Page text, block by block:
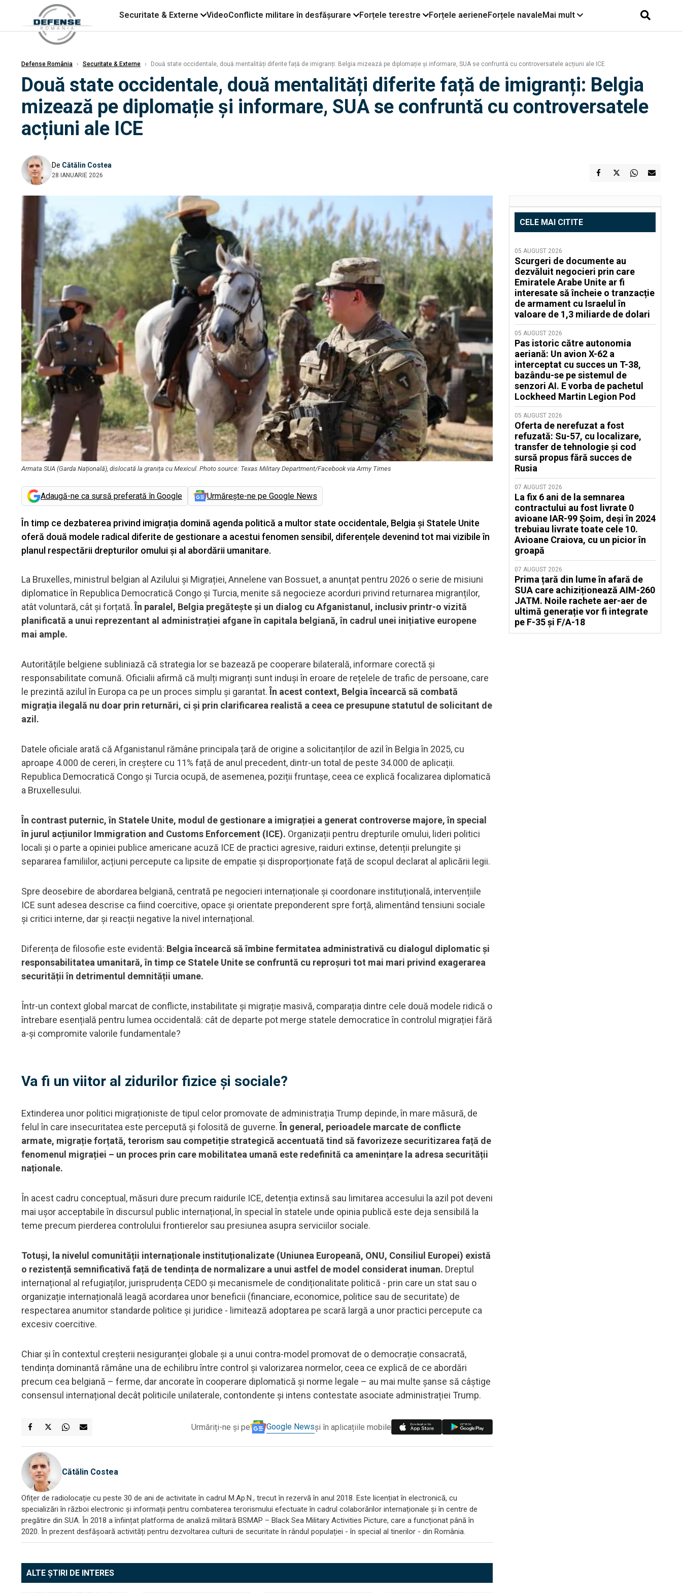
Securitate & Externe VideoConflicte militare în desfășurare Forțele terestre Forțele aerieneForțele navaleMai mult
Defense România › Securitate & Externe › Două state occidentale, două mentalități diferite față de imigranți: Belgia mizează pe diplomație și informare, SUA se confruntă cu controversatele acțiuni ale ICE
Două state occidentale, două mentalități diferite față de imigranți: Belgia
mizează pe diplomație și informare, SUA se confruntă cu controversatele
acțiuni ale ICE
De Cătălin Costea
28 IANUARIE 2026
Armata SUA (Garda Națională), dislocată la granița cu Mexicul. Photo source: Texas Military Department/Facebook via Army Times
Adaugă-ne ca sursă preferată în Google Urmărește-ne pe Google News
În timp ce dezbaterea privind imigrația domină agenda politică a multor state occidentale, Belgia și Statele Unite
oferă două modele radical diferite de gestionare a acestui fenomen sensibil, diferențele devenind tot mai vizibile în
planul respectării drepturilor omului și al abordării umanitare.
La Bruxelles, ministrul belgian al Azilului și Migrației, Annelene van Bossuet, a anunțat pentru 2026 o serie de misiuni
diplomatice în Republica Democratică Congo și Turcia, menite să negocieze acorduri privind returnarea migranților,
atât voluntară, cât și forțată.În paralel, Belgia pregătește și un dialog cu Afganistanul, inclusiv printr-o vizită
planificată a unui reprezentant al administrației afgane în capitala belgiană, în cadrul unei inițiative europene
mai ample.
Autoritățile belgiene subliniază că strategia lor se bazează pe cooperare bilaterală, informare corectă și
responsabilitate comună. Oficialii afirmă că mulți migranți sunt induși în eroare de rețelele de trafic de persoane, care
le prezintă azilul în Europa ca pe un proces simplu și garantat.În acest context, Belgia încearcă să combată
migrația ilegală nu doar prin returnări, ci și prin clarificarea realistă a ceea ce presupune statutul de solicitant de
azil.
Datele oficiale arată că Afganistanul rămâne principala țară de origine a solicitanților de azil în Belgia în 2025, cu
aproape 4.000 de cereri, în creștere cu 11% față de anul precedent, dintr-un total de peste 34.000 de aplicații.
Republica Democratică Congo și Turcia ocupă, de asemenea, poziții fruntașe, ceea ce explică focalizarea diplomatică
a Bruxellesului.
În contrast puternic, în Statele Unite, modul de gestionare a imigrației a generat controverse majore, în special
în jurul acțiunilor Immigration and Customs Enforcement (ICE). Organizații pentru drepturile omului, lideri politici
locali și o parte a opiniei publice americane acuză ICE de practici agresive, raiduri extinse, detenții prelungite și
separarea familiilor, acțiuni percepute ca lipsite de empatie și disproporționate față de scopul declarat al aplicării legii.
Spre deosebire de abordarea belgiană, centrată pe negocieri internaționale și coordonare instituțională, intervențiile
ICE sunt adesea descrise ca fiind coercitive, opace și orientate preponderent spre forță, alimentând tensiuni sociale
și critici interne, dar și reacții negative la nivel internațional.
Diferența de filosofie este evidentă: Belgia încearcă să îmbine fermitatea administrativă cu dialogul diplomatic și
responsabilitatea umanitară, în timp ce Statele Unite se confruntă cu reproșuri tot mai mari privind exagerarea
securității în detrimentul demnității umane.
Într-un context global marcat de conflicte, instabilitate și migrație masivă, comparația dintre cele două modele ridică o
întrebare esențială pentru lumea occidentală: cât de departe pot merge statele democratice în controlul migrației fără
a-și compromite valorile fundamentale?
Va fi un viitor al zidurilor fizice și sociale?
Extinderea unor politici migraționiste de tipul celor promovate de administrația Trump depinde, în mare măsură, de
felul în care insecuritatea este percepută și folosită de guverne.În general, perioadele marcate de conflicte
armate, migrație forțată, terorism sau competiție strategică accentuată tind să favorizeze securitizarea față de
fenomenul migrației – un proces prin care mobilitatea umană este redefinită ca amenințare la adresa securității
naționale.
În acest cadru conceptual, măsuri dure precum raidurile ICE, detenția extinsă sau limitarea accesului la azil pot deveni
mai ușor acceptabile în discursul public internațional, în special în statele unde opinia publică este deja sensibilă la
teme precum pierderea controlului frontierelor sau presiunea asupra serviciilor sociale.
Totuși, la nivelul comunității internaționale instituționalizate (Uniunea Europeană, ONU, Consiliul Europei) există
o rezistență semnificativă față de tendința de normalizare a unui astfel de model considerat inuman. Dreptul
internațional al refugiaților, jurisprudența CEDO și mecanismele de condiționalitate politică - prin care un stat sau o
organizație internațională leagă acordarea unor beneficii (financiare, economice, politice sau de securitate) de
respectarea anumitor standarde politice și juridice - limitează adoptarea pe scară largă a unor practici percepute ca
excesiv coercitive.
Chiar și în contextul creșterii nesiguranței globale și a unui contra-model promovat de o democrație consacrată,
tendința dominantă rămâne una de echilibru între control și valorizarea normelor, ceea ce explică de ce abordări
precum cea belgiană – ferme, dar ancorate în cooperare diplomatică și norme legale – au mai multe șanse să câștige
consensul internațional decât politicile unilaterale, contondente și intens contestate asociate administrației Trump.
Urmăriți-ne și pe Google Newsși în aplicațiile mobile
Cătălin Costea
Ofițer de radiolocație cu peste 30 de ani de activitate în cadrul M.Ap.N., trecut în rezervă în anul 2018. Este licențiat în electronică, cu
specializări în război electronic și informații pentru combaterea terorismului efectuate în cadrul colaborărilor internaționale și în centre de
pregătire din SUA. În 2018 a înființat platforma de analiză militară BSMAP – Black Sea Military Activities Picture, care a funcționat până în
2020. În prezent desfășoară activități pentru dezvoltarea culturii de securitate în rândul populației - în special al tinerilor - din România.
ALTE ȘTIRI DE INTERES
CELE MAI CITITE
05 AUGUST 2026
Scurgeri de documente au
dezvăluit negocieri prin care
Emiratele Arabe Unite ar fi
interesate să încheie o tranzacție
de armament cu Israelul în
valoare de 1,3 miliarde de dolari
05 AUGUST 2026
Pas istoric către autonomia
aeriană: Un avion X-62 a
interceptat cu succes un T-38,
bazându-se pe sistemul de
senzori AI. E vorba de pachetul
Lockheed Martin Legion Pod
05 AUGUST 2026
Oferta de nerefuzat a fost
refuzată: Su-57, cu localizare,
transfer de tehnologie și cod
sursă propus fără succes de
Rusia
07 AUGUST 2026
La fix 6 ani de la semnarea
contractului au fost livrate 0
avioane IAR-99 Șoim, deși în 2024
trebuiau livrate toate cele 10.
Avioane Craiova, cu un picior în
groapă
07 AUGUST 2026
Prima țară din lume în afară de
SUA care achiziționează AIM-260
JATM. Noile rachete aer-aer de
ultimă generație vor fi integrate
pe F-35 și F/A-18